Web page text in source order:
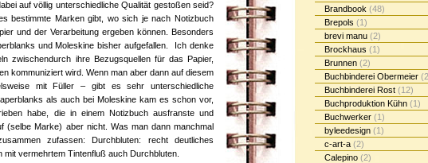
auf völlig unterschiedliche Qualität gestoßen seid?
bestimmte Marken gibt, wo sich je nach Notizbuch
und der Verarbeitung ergeben können. Besonders
und Moleskine bisher aufgefallen. Ich denke
zwischendurch ihre Bezugsquellen für das Papier,
kommuniziert wird. Wenn man aber dann auf diesem
mit Füller – gibt es sehr unterschiedliche
als auch bei Moleskine kam es schon vor,
habe, die in einem Notizbuch ausfranste und
(selbe Marke) aber nicht. Was man dann manchmal
zufassen: Durchbluten: recht deutliches
vermehrtem Tintenfluß auch Durchbluten.
Brandbook (48)
Brepols (1)
brevi manu (2)
Brockhaus (1)
Brunnen (2)
Buchbinderei Obermeier
Buchbinderei Rost (12)
Buchproduktion Kühn (1)
Buchwerker (1)
byleedesign (1)
c-art-a (2)
Calepino (2)